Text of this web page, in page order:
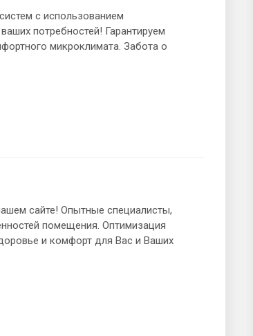
с использованием
потребностей! Гарантируем
микроклимата. Забота о
сайте! Опытные специалисты,
помещения. Оптимизация
и комфорт для Вас и Ваших